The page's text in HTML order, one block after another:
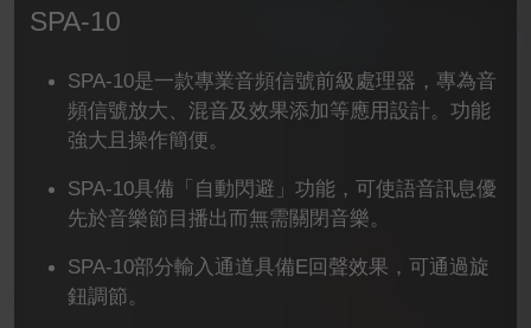
SPA-10
SPA-10是一款專業音頻信號前級處理器，專為音
頻信號放大、混音及效果添加等應用設計。功能
強大且操作簡便。
SPA-10具備「自動閃避」功能，可使語音訊息優
先於音樂節目播出而無需關閉音樂。
SPA-10部分輸入通道具備E回聲效果，可通過旋
鈕調節。